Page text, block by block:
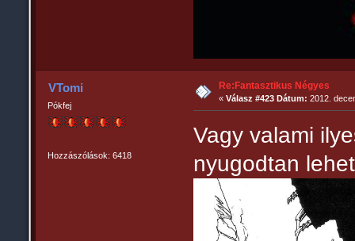
VTomi
Pókfej
Hozzászólások: 6418
Re:Fantasztikus Négyes
«Válasz #423 Dátum: 2012.
Vagy valami
nyugodtan